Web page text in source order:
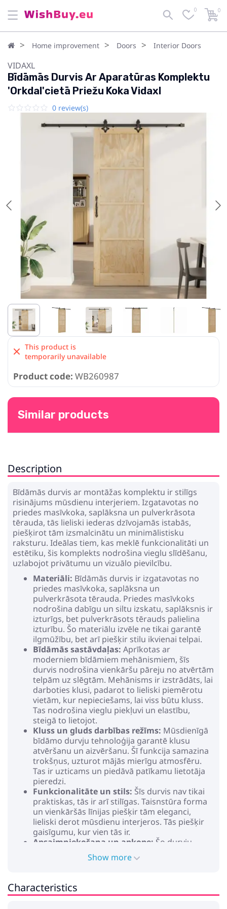
0 0
Home improvement Doors Interior Doors
VIDAXL
Bīdāmās Durvis Ar Aparatūras Komplektu
'Orkdal'cietā Priežu Koka Vidaxl
0 review(s)
This product is
temporarily unavailable
Product code: WB260987
Similar products
Description
Bīdāmās durvis ar montāžas komplektu ir stilīgs
risinājums mūsdienu interjeriem. Izgatavotas no
priedes masīvkoka, saplāksna un pulverkrāsota
tērauda, tās lieliski iederas dzīvojamās istabās,
piešķirot tām izsmalcinātu un minimālistisku
raksturu. Ideālas tiem, kas meklē funkcionalitāti un
estētiku, šis komplekts nodrošina vieglu slīdēšanu,
uzlabojot privātumu un vizuālo pievilcību.
Materiāli: Bīdāmās durvis ir izgatavotas no
priedes masīvkoka, saplāksna un
pulverkrāsota tērauda. Priedes masīvkoks
nodrošina dabīgu un siltu izskatu, saplāksnis ir
izturīgs, bet pulverkrāsots tērauds palielina
izturību. Šo materiālu izvēle ne tikai garantē
ilgmūžību, bet arī piešķir stilu ikvienai telpai.
Bīdāmās sastāvdaļas: Aprīkotas ar
moderniem bīdāmiem mehānismiem, šīs
durvis nodrošina vienkāršu pāreju no atvērtām
telpām uz slēgtām. Mehānisms ir izstrādāts, lai
darboties klusi, padarot to lieliski piemērotu
vietām, kur nepieciešams, lai viss būtu kluss.
Tas nodrošina vieglu piekļuvi un elastību,
steigā to lietojot.
Kluss un gluds darbības režīms: Mūsdienīgā
bīdāmo durvju tehnoloģija garantē klusu
atvēršanu un aizvēršanu. Šī funkcija samazina
trokšņus, uzturot mājās mierīgu atmosfēru.
Tas ir uzticams un piedāvā patīkamu lietotāja
pieredzi.
Funkcionalitāte un stils: Šīs durvis nav tikai
praktiskas, tās ir arī stilīgas. Taisnstūra forma
un vienkāršās līnijas piešķir tām eleganci,
lieliski derot mūsdienu interjeros. Tās piešķir
gaisīgumu, kur vien tās ir.
Apsaimniekošana un apkope: Šo durvju
kopšana ir vienkārša. Viss, kas nepieciešams, ir
sausa drāna, lai tās izskatītos labi. Šī viegli
jebkurai mājai, kombinējot skaistumu un
funkcionalitāti bez liekas pažēlošanas.
Show more
Characteristics